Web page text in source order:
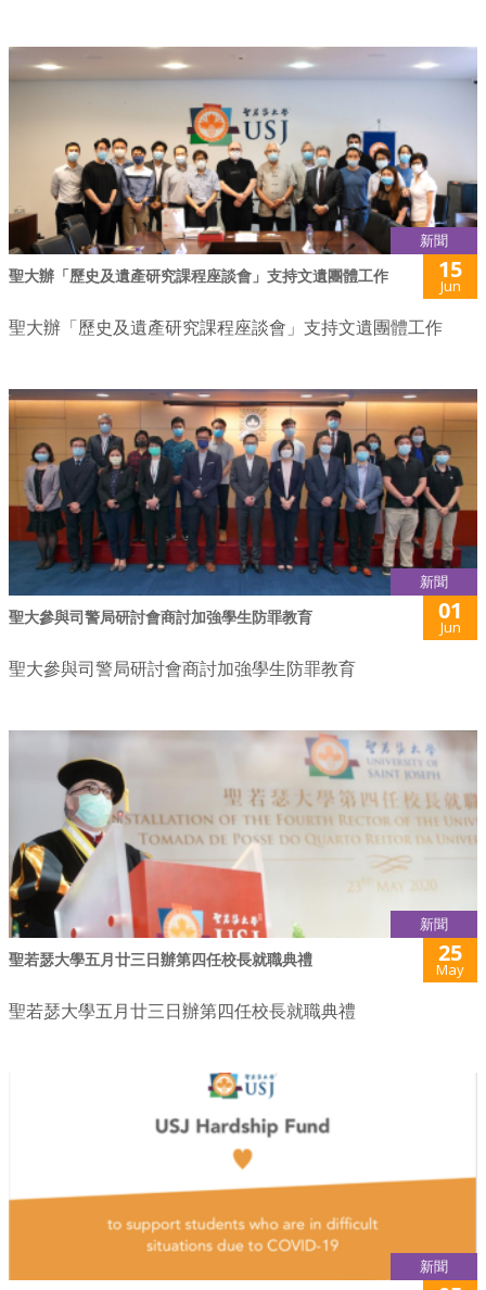
新聞
聖大辦「歷史及遺產研究課程座談會」支持文遺團體工作 15
Jun
聖大辦「歷史及遺產研究課程座談會」支持文遺團體工作
新聞
聖大參與司警局研討會商討加強學生防罪教育 01
Jun
聖大參與司警局研討會商討加強學生防罪教育
新聞
聖若瑟大學五月廿三日辦第四任校長就職典禮 25
May
聖若瑟大學五月廿三日辦第四任校長就職典禮
新聞